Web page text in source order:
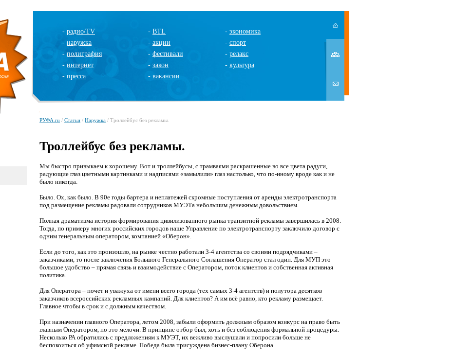
- радио/TV
- наружка
- полиграфия
- интернет
- пресса
- BTL
- акции
- фестивали
- закон
- вакансии
- экономика
- спорт
- релакс
- культура
РУФА.ru / Статьи / Наружка / Троллейбус без рекламы.
Троллейбус без рекламы.
Мы быстро привыкаем к хорошему. Вот и троллейбусы, с трамваями раскрашенные во все цвета радуги,
радующие глаз цветными картинками и надписями «замылили» глаз настолько, что по-иному вроде как и не
было никогда.
Было. Ох, как было. В 90е годы бартера и неплатежей скромные поступления от аренды электротранспорта
под размещение рекламы радовали сотрудников МУЭТа небольшим денежным довольствием.
Полная драматизма история формирования цивилизованного рынка транзитной рекламы завершилась в 2008.
Тогда, по примеру многих российских городов наше Управление по электротранспорту заключило договор с
одним генеральным оператором, компанией «Оберон».
Если до того, как это произошло, на рынке честно работали 3-4 агентства со своими подрядчиками –
заказчиками, то после заключения Большого Генерального Соглашения Оператор стал один. Для МУП это
большое удобство – прямая связь и взаимодействие с Оператором, поток клиентов и собственная активная
политика.
Для Оператора – почет и уважуха от имени всего города (тех самых 3-4 агентств) и полутора десятков
заказчиков всероссийских рекламных кампаний. Для клиентов? А им всё равно, кто рекламу размещает.
Главное чтобы в срок и с должным качеством.
При назначении главного Оператора, летом 2008, забыли оформить должным образом конкурс на право быть
главным Оператором, но это мелочи. В принципе отбор был, хоть и без соблюдения формальной процедуры.
Несколько РА обратились с предложениям к МУЭТ, их вежливо выслушали и попросили больше не
беспокоиться об уфимской рекламе. Победа была присуждена бизнес-плану Оберона.